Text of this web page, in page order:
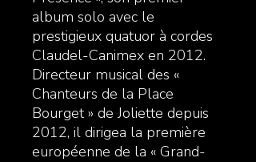
album solo avec le
prestigieux quatuor à cordes
Claudel-Canimex en 2012.
Directeur musical des «
Chanteurs de la Place
Bourget » de Joliette depuis
2012, il dirigea la première
européenne de la « Grand-